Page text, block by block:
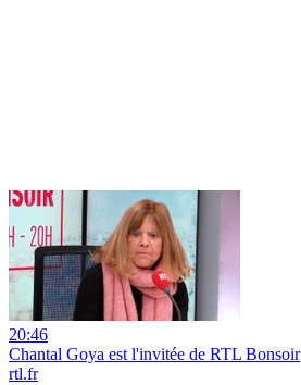
20:46
Chantal Goya est l'invitée de RTL Bonsoir
rtl.fr